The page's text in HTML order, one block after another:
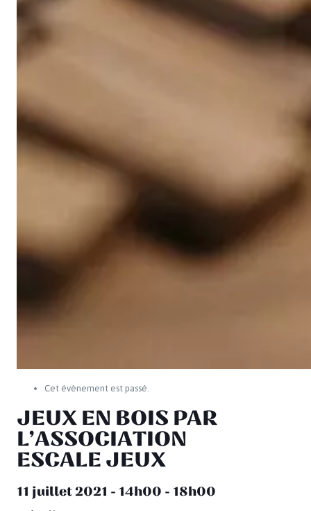
Cet évènement est passé.
JEUX EN BOIS PAR
L’ASSOCIATION
ESCALE JEUX
11 juillet 2021 - 14h00 - 18h00